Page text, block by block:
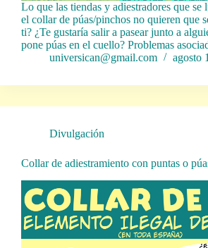
Lo que las tiendas y adiestradores que se
el collar de púas/pinchos no quieren que
ti? ¿Te gustaría salir a pasear junto a
pone púas en el cuello? Problemas
universican@gmail.com
agosto
Divulgación
Collar de adiestramiento con puntas o